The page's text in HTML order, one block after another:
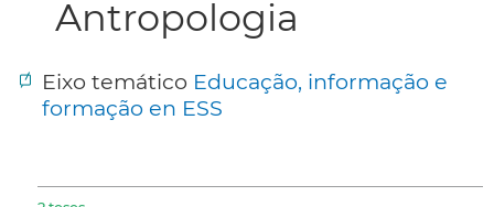
Antropologia
Eixo temático Educação, informação e
formação en ESS